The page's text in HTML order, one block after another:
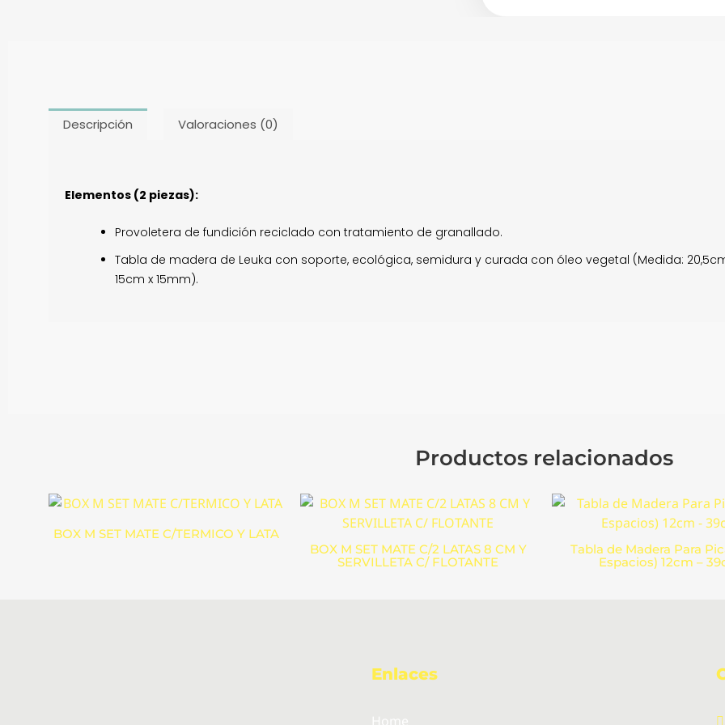
Descripción Valoraciones (0)
Elementos (2 piezas):
Provoletera de fundición reciclado con tratamiento de granallado.
Tabla de madera de Leuka con soporte, ecológica, semidura y curada con óleo vegetal (Medida:
15cm x 15mm).
Productos relacionados
BOX M SET MATE C/TERMICO Y LATA
BOX M SET MATE C/2 LATAS 8 CM Y
SERVILLETA C/ FLOTANTE
Tabla de Madera Para
Espacios) 12cm –
Enlaces
Home